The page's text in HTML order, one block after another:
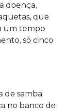
doença,
que
um tempo
só cinco
de samba
no banco de